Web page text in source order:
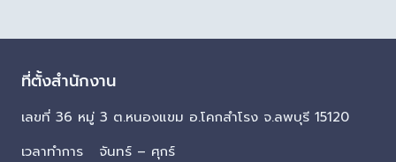
ที่ตั้งสำนักงาน
เลขที่ 36 หมู่ 3 ต.หนองแขม อ.โคกสำโรง จ.ลพบุรี 15120
เวลาทำการ จันทร์ – ศุกร์